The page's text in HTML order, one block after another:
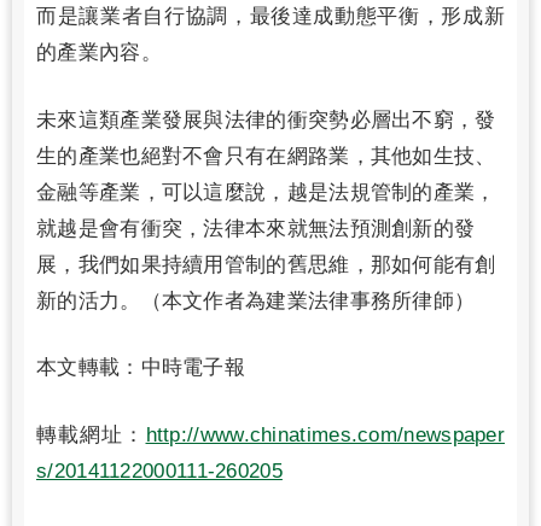
而是讓業者自行協調，最後達成動態平衡，形成新
的產業內容。
未來這類產業發展與法律的衝突勢必層出不窮，發
生的產業也絕對不會只有在網路業，其他如生技、
金融等產業，可以這麼說，越是法規管制的產業，
就越是會有衝突，法律本來就無法預測創新的發
展，我們如果持續用管制的舊思維，那如何能有創
新的活力。（本文作者為建業法律事務所律師）
本文轉載：中時電子報
轉載網址： http://www.chinatimes.com/newspaper
s/20141122000111-260205